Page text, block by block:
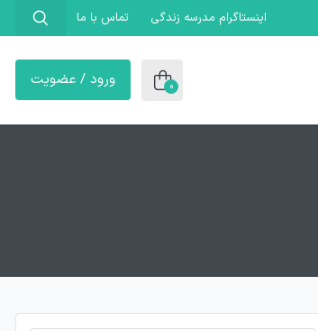
اینستاگرام مدرسه زندگی تماس با ما
0 ورود / عضویت